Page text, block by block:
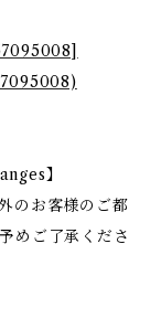
】
のお客様のご都
めご了承くださ